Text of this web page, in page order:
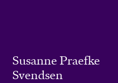
Susanne Praefke
Svendsen